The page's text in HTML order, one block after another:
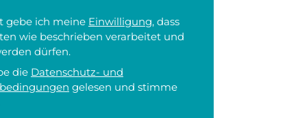
gebe ich meine Einwilligung, dass
wie beschrieben verarbeitet und
dürfen.
die Datenschutz- und
gelesen und stimme